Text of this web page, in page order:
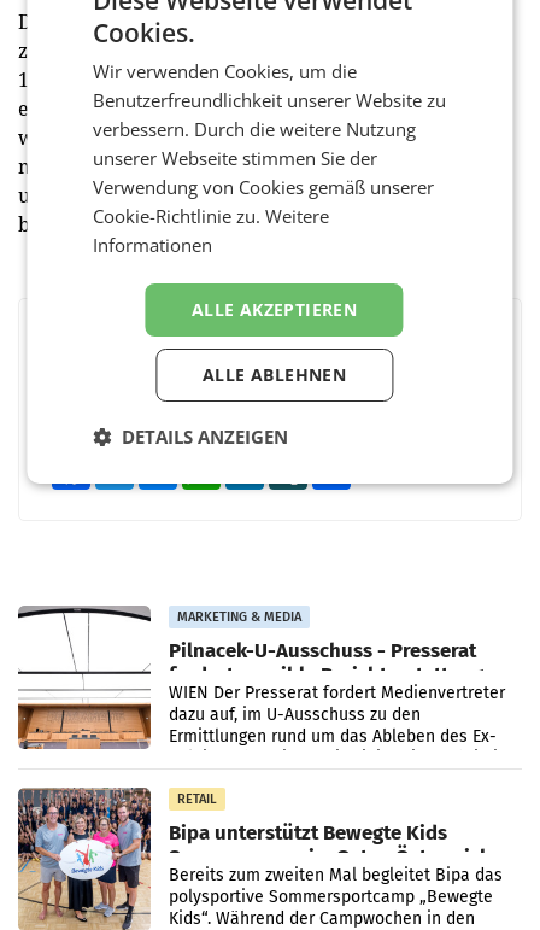
Die Umfrage wurde im zweiten Halbjahr 2020
zusammen mit Dynata durchgeführt. Befragt wurden
1.047 Marketing-Entscheidungsträger aus elf
europäischen Ländern sowie den USA. Die Befragten
waren gleich verteilt über kleine Unternehmen,
mittelgroße und große. In Deutschland, Österreich
und der Schweiz wurden insgesamt 210 Entscheider
befragt. (red)
BEWERTEN SIE DIESEN ARTIKEL
MARKETING & MEDIA
Pilnacek-U-Ausschuss - Presserat
fordert sensible Berichterstattung
WIEN Der Presserat fordert Medienvertreter
dazu auf, im U-Ausschuss zu den
Ermittlungen rund um das Ableben des Ex-
RETAIL
Bipa unterstützt Bewegte Kids
Sommercamps im Osten Österreichs
Bereits zum zweiten Mal begleitet Bipa das
polysportive Sommersportcamp „Bewegte
Kids“. Während der Campwochen in den
Cookies.
Wir verwenden Cookies, um die
Benutzerfreundlichkeit unserer Website zu
verbessern. Durch die weitere Nutzung
unserer Webseite stimmen Sie der
Verwendung von Cookies gemäß unserer
Cookie-Richtlinie zu.Weitere
Informationen
ALLE AKZEPTIEREN
ALLE ABLEHNEN
DETAILS ANZEIGEN